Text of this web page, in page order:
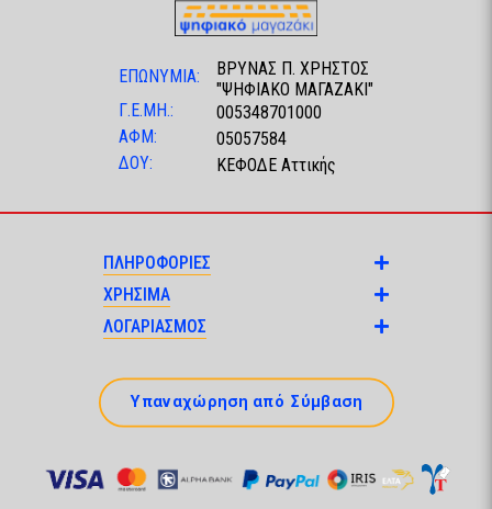
ΕΠΩΝΥΜΙΑ:
ΒΡΥΝΑΣ Π. ΧΡΗΣΤΟΣ
"ΨΗΦΙΑΚΟ ΜΑΓΑΖΑΚΙ"
Γ.Ε.ΜΗ.:
005348701000
ΑΦΜ:
05057584
ΔΟΥ:
ΚΕΦΟΔΕ Αττικής
ΠΛΗΡΟΦΟΡΙΕΣ
ΧΡΗΣΙΜΑ
ΛΟΓΑΡΙΑΣΜΟΣ
Υπαναχώρηση από Σύμβαση